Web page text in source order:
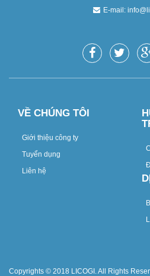
E-mail:
VỀ CHÚNG TÔI
Giới thiệu công ty
Tuyển dụng
Liên hệ
Copyrights © 2018 LICOGI. All Rights